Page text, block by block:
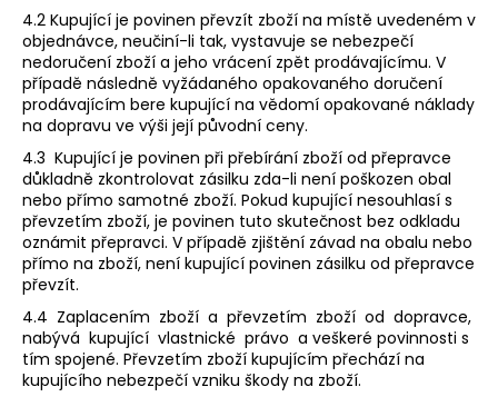
4.2 Kupující je povinen převzít zboží na místě uvedeném v
objednávce, neučiní-li tak, vystavuje se nebezpečí
nedoručení zboží a jeho vrácení zpět prodávajícímu. V
případě následně vyžádaného opakovaného doručení
prodávajícím bere kupující na vědomí opakované náklady
na dopravu ve výši její původní ceny.
4.3 Kupující je povinen při přebírání zboží od přepravce
důkladně zkontrolovat zásilku zda-li není poškozen obal
nebo přímo samotné zboží. Pokud kupující nesouhlasí s
převzetím zboží, je povinen tuto skutečnost bez odkladu
oznámit přepravci. V případě zjištění závad na obalu nebo
přímo na zboží, není kupující povinen zásilku od přepravce
převzít.
4.4 Zaplacením zboží a převzetím zboží od dopravce,
nabývá kupující vlastnické právo a veškeré povinnosti s
tím spojené. Převzetím zboží kupujícím přechází na
kupujícího nebezpečí vzniku škody na zboží.